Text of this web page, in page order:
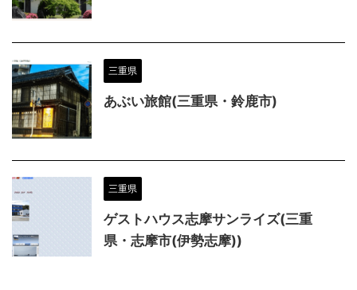
三重県
あぶい旅館(三重県・鈴鹿市)
三重県
ゲストハウス志摩サンライズ(三重
県・志摩市(伊勢志摩))